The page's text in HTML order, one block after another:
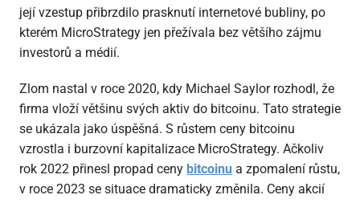
její vzestup přibrzdilo prasknutí internetové bubliny, po
kterém MicroStrategy jen přežívala bez většího zájmu
investorů a médií.
Zlom nastal v roce 2020, kdy Michael Saylor rozhodl, že
firma vloží většinu svých aktiv do bitcoinu. Tato strategie
se ukázala jako úspěšná. S růstem ceny bitcoinu
vzrostla i burzovní kapitalizace MicroStrategy. Ačkoliv
rok 2022 přinesl propad ceny bitcoinu a zpomalení růstu,
v roce 2023 se situace dramaticky změnila. Ceny akcií